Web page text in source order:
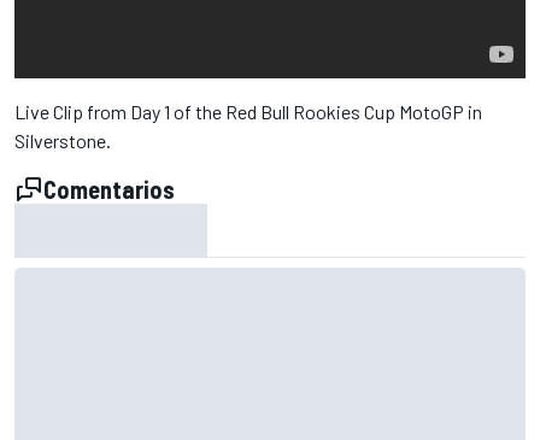
Live Clip from Day 1 of the Red Bull Rookies Cup MotoGP in
Silverstone.
Comentarios